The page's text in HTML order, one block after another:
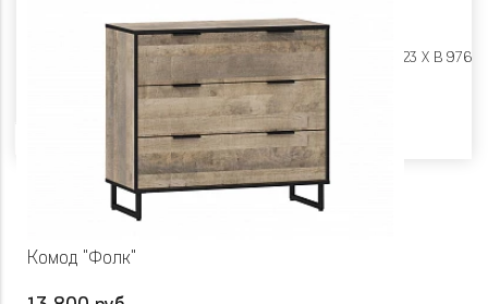
Ш 1680 X Г 2123 X В 976
Комод "Фолк"